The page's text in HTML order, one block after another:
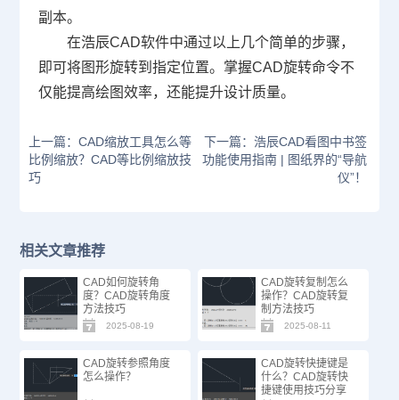
副本。
在浩辰CAD软件中通过以上几个简单的步骤，
即可将图形旋转到指定位置。掌握CAD旋转命令不
仅能提高绘图效率，还能提升设计质量。
上一篇：CAD缩放工具怎么等
比例缩放？CAD等比例缩放技
巧
下一篇：浩辰CAD看图中书签
功能使用指南 | 图纸界的“导航
仪”！
相关文章推荐
CAD如何旋转角
度？CAD旋转角度
方法技巧
2025-08-19
CAD旋转复制怎么
操作？CAD旋转复
制方法技巧
2025-08-11
CAD旋转参照角度
怎么操作？
CAD旋转快捷键是
什么？CAD旋转快
捷键使用技巧分享